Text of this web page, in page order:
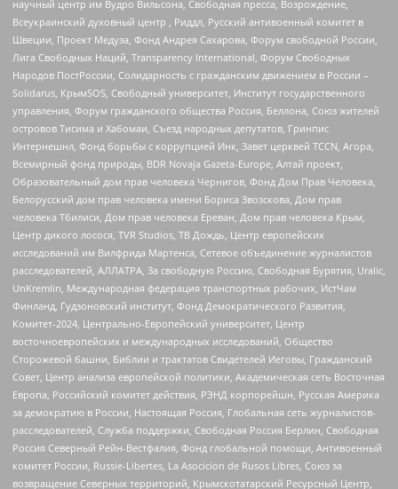
научный центр им Вудро Вильсона, Свободная пресса, Возрождение,
Всеукраинский духовный центр , Риддл, Русский антивоенный комитет в
Швеции, Проект Медуза, Фонд Андрея Сахарова, Форум свободной России,
Лига Свободных Наций, Transparеncy International, Форум Свободных
Народов ПостРоссии, Солидарность с гражданским движением в России –
Solidarus, КрымSOS, Свободный университет, Институт государственного
управления, Форум гражданского общества Россия, Беллона, Союз жителей
островов Тисима и Хабомаи, Съезд народных депутатов, Гринпис
Интернешнл, Фонд борьбы с коррупцией Инк, Завет церквей TCCN, Агора,
Всемирный фонд природы, BDR Novaja Gazeta-Europe, Алтай проект,
Образовательный дом прав человека Чернигов, Фонд Дом Прав Человека,
Белорусский дом прав человека имени Бориса Звозскова, Дом прав
человека Тбилиси, Дом прав человека Ереван, Дом прав человека Крым,
Центр дикого лосося, TVR Studios, ТВ Дождь, Центр европейских
исследований им Вилфрида Мартенса, Сетевое объединение журналистов
расследователей, АЛЛАТРА, За свободную Россию, Свободная Бурятия, Uralic,
UnKremlin, Международная федерация транспортных рабочих, ИстЧам
Финланд, Гудзоновский институт, Фонд Демократического Развития,
Комитет-2024, Центрально-Европейский университет, Центр
восточноевропейских и международных исследований, Общество
Сторожевой башни, Библии и трактатов Свидетелей Иеговы, Гражданский
Совет, Центр анализа европейской политики, Академическая сеть Восточная
Европа, Российский комитет действия, РЭНД корпорейшн, Русская Америка
за демократию в России, Настоящая Россия, Глобальная сеть журналистов-
расследователей, Служба поддержки, Свободная Россия Берлин, Свободная
Россия Северный Рейн-Вестфалия, Фонд глобальной помощи, Антивоенный
комитет России, Russie-Libertes, La Asocicion de Rusos Libres, Союз за
возвращение Северных территорий, Крымскотатарский Ресурсный Центр,